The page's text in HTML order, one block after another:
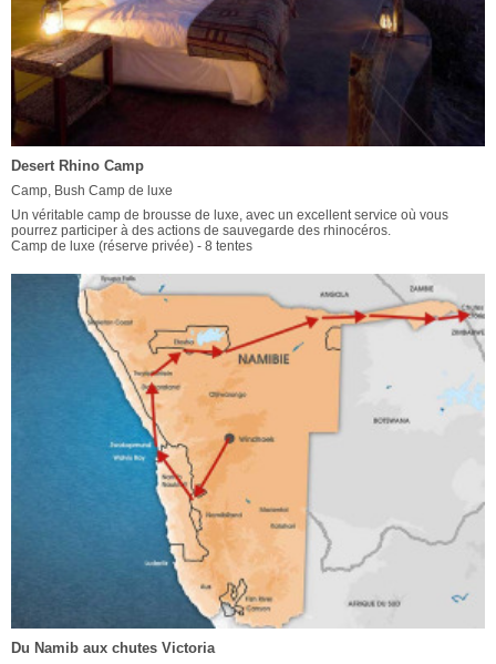
Desert Rhino Camp
Camp, Bush Camp de luxe
Un véritable camp de brousse de luxe, avec un excellent service où vous
pourrez participer à des actions de sauvegarde des rhinocéros.
Camp de luxe (réserve privée) - 8 tentes
Du Namib aux chutes Victoria